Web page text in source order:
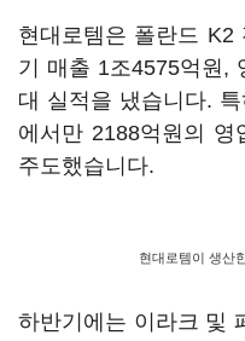
현대로템은 폴란드 K2
기 매출 1조4575억원,
대 실적을 냈습니다.
에서만 2188억원의
주도했습니다.
현대로템이 생산
하반기에는 이라크 및